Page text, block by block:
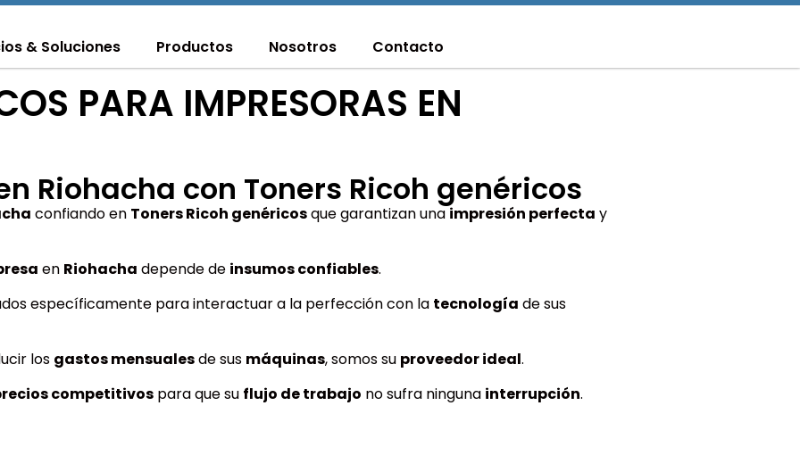
& Soluciones Productos Nosotros Contacto
PARA IMPRESORAS EN
Riohacha con Toners Ricoh genéricos
confiando en Toners Ricoh genéricosque garantizan una impresión perfecta y
en Riohacha depende de insumos confiables.
específicamente para interactuar a la perfección con la tecnología de sus
los gastos mensualesde sus máquinas, somos su proveedor ideal.
competitivos para que su flujo de trabajo no sufra ninguna interrupción.